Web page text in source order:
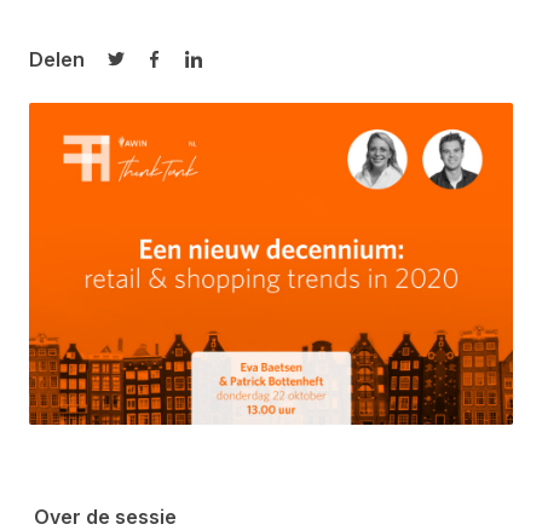
Delen
Delen op Twitter
Delen op Facebook
Delen op LinkedIn
Over de sessie